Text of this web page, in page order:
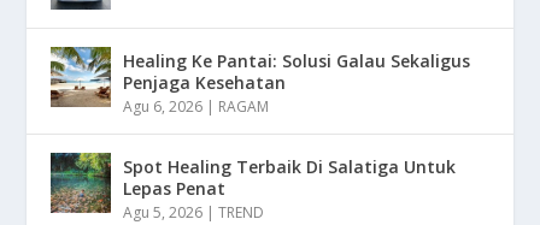
Healing Ke Pantai: Solusi Galau Sekaligus
Penjaga Kesehatan
Agu 6, 2026 | RAGAM
Spot Healing Terbaik Di Salatiga Untuk
Lepas Penat
Agu 5, 2026 |TREND